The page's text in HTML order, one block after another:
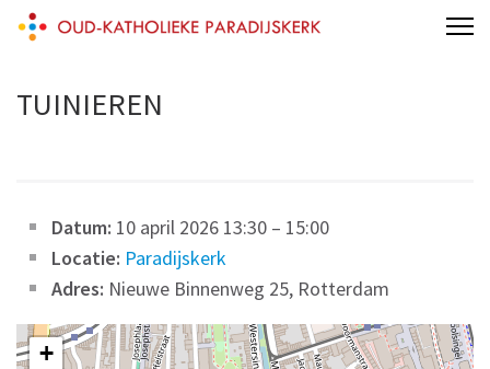
Skip
(Press
Oud-Katholieke Paradijskerk
TUINIEREN
Datum: 10 april 2026 13:30 – 15:00
Locatie: Paradijskerk
Adres: Nieuwe Binnenweg 25, Rotterdam
+